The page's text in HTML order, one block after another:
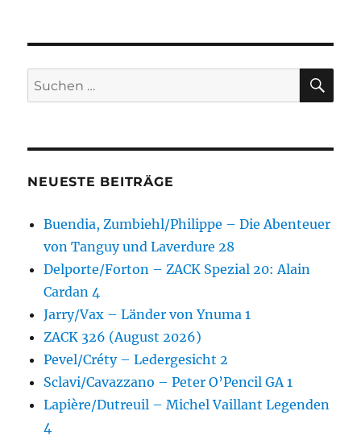
Suchen
nach:
NEUESTE BEITRÄGE
Buendia, Zumbiehl/Philippe – Die Abenteuer
von Tanguy und Laverdure 28
Delporte/Forton – ZACK Spezial 20: Alain
Cardan 4
Jarry/Vax – Länder von Ynuma 1
ZACK 326 (August 2026)
Pevel/Créty – Ledergesicht 2
Sclavi/Cavazzano – Peter O’Pencil GA 1
Lapière/Dutreuil – Michel Vaillant Legenden
4